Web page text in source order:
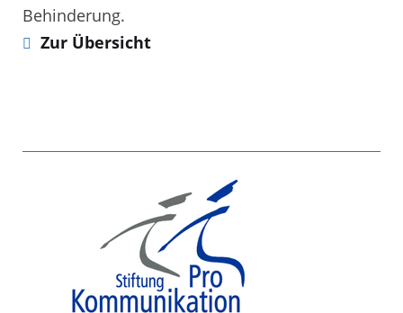
Behinderung.
Zur Übersicht